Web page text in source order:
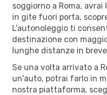
soggiorno a Roma,
in gite fuori porta,
L’autonoleggio ti
destinazione con
lunghe distanze in
Se una volta arrivato a
un'auto, potrai farlo in
nostra piattaforma,